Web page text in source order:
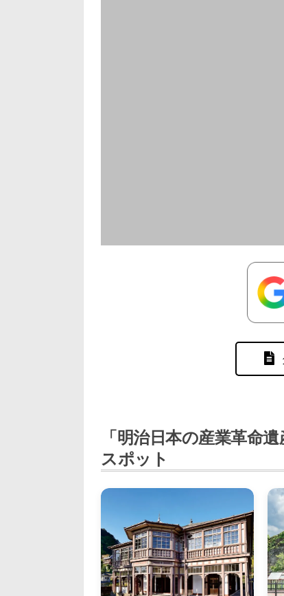
「明治日本の産業革命
スポット